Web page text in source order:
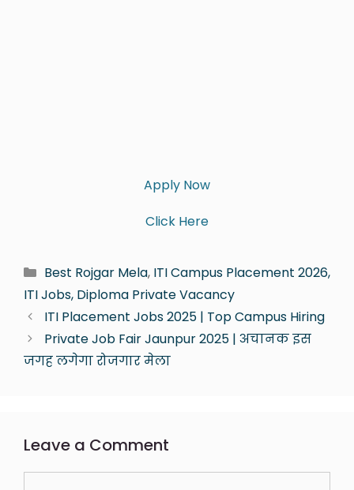
Apply Now
Click Here
Best Rojgar Mela, ITI Campus Placement 2026,
ITI Jobs, Diploma Private Vacancy
ITI Placement Jobs 2025 | Top Campus Hiring
Private Job Fair Jaunpur 2025 | अचानक इस
जगह लगेगा रोजगार मेला
Leave a Comment